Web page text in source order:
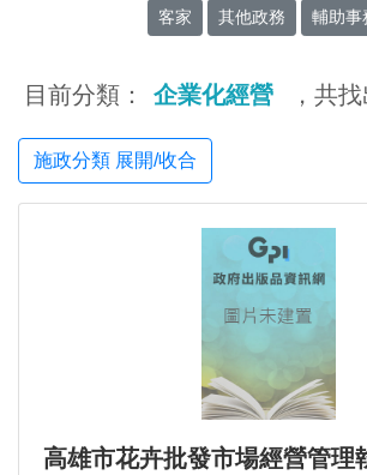
客家 其他政務 輔助事
目前分類： 企業化經營 ，共找
施政分類 展開/收合
高雄市花卉批發市場經營管理